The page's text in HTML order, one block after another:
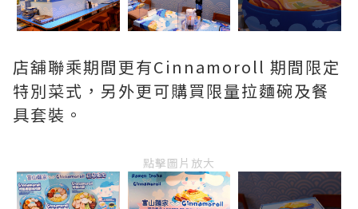
店舖聯乘期間更有Cinnamoroll 期間限定
特別菜式，另外更可購買限量拉麵碗及餐
具套裝。
點擊圖片放大